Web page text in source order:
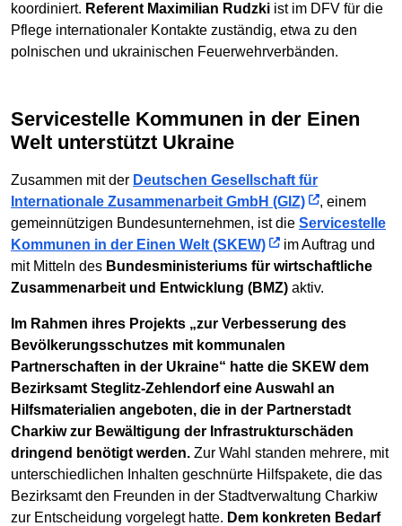
koordiniert. Referent Maximilian Rudzki ist im DFV für die
Pflege internationaler Kontakte zuständig, etwa zu den
polnischen und ukrainischen Feuerwehrverbänden.
Servicestelle Kommunen in der Einen
Welt unterstützt Ukraine
Zusammen mit der Deutschen Gesellschaft für
Internationale Zusammenarbeit GmbH (GIZ)
, einem
gemeinnützigen Bundesunternehmen, ist die Servicestelle
Kommunen in der Einen Welt (SKEW)
im Auftrag und
mit Mitteln des Bundesministeriums für wirtschaftliche
Zusammenarbeit und Entwicklung (BMZ) aktiv.
Im Rahmen ihres Projekts „zur Verbesserung des
Bevölkerungsschutzes mit kommunalen
Partnerschaften in der Ukraine“ hatte die SKEW dem
Bezirksamt Steglitz-Zehlendorf eine Auswahl an
Hilfsmaterialien angeboten, die in der Partnerstadt
Charkiw zur Bewältigung der Infrastrukturschäden
dringend benötigt werden. Zur Wahl standen mehrere, mit
unterschiedlichen Inhalten geschnürte Hilfspakete, die das
Bezirksamt den Freunden in der Stadtverwaltung Charkiw
zur Entscheidung vorgelegt hatte. Dem konkreten Bedarf